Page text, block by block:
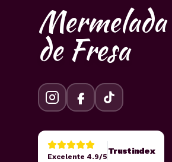
Mermelada
de Fresa
Excelente 4.9/5
Trustindex